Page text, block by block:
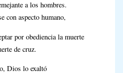
a los hombres.
con aspecto humano,
por obediencia la muerte
de cruz.
Dios lo exaltó